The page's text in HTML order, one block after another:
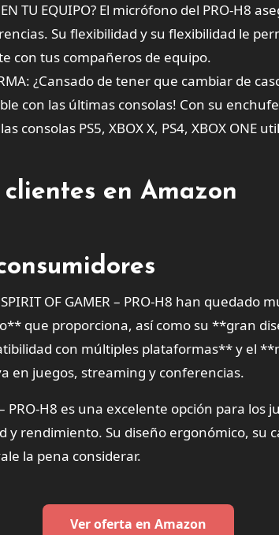
EN TU EQUIPO? El micrófono del PRO-H8
Su flexibilidad y su flexibilidad le
con tus compañeros de equipo.
¿Cansado de tener que cambiar de
con las últimas consolas! Con su
consolas PS5, XBOX X, PS4, XBOX ONE
en Amazon
OF GAMER – PRO-H8 han quedado
que proporciona, así como su **gran
con múltiples plataformas** y el
en juegos, streaming y conferencias.
PRO-H8 es una excelente opción para
y rendimiento. Su diseño ergonómico, su
la pena considerar.
Ver oferta en Amazon